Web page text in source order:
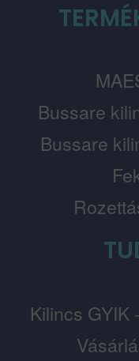
Bussare
Bussare
Kilincs